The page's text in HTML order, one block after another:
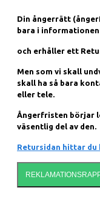
Din ångerrätt
bara i
och erhåller ett
Men som vi skall
skall ha så bara
eller tele.
Ångerfristen börjar
väsentlig del av den.
Retursidan hittar du